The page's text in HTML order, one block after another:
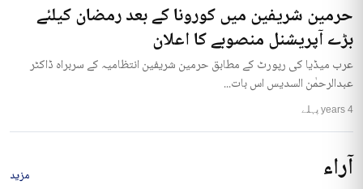
حرمین شریفین میں کورونا کے بعد رمضان کیلئے
بڑے آپریشنل منصوبے کا اعلان
عرب میڈیا کی رپورٹ کے مطابق حرمین شریفین انتظامیہ کے سربراہ ڈاکٹر
عبدالرحمٰن السدیس اس بات...
4 years پہلے
آراء مزید